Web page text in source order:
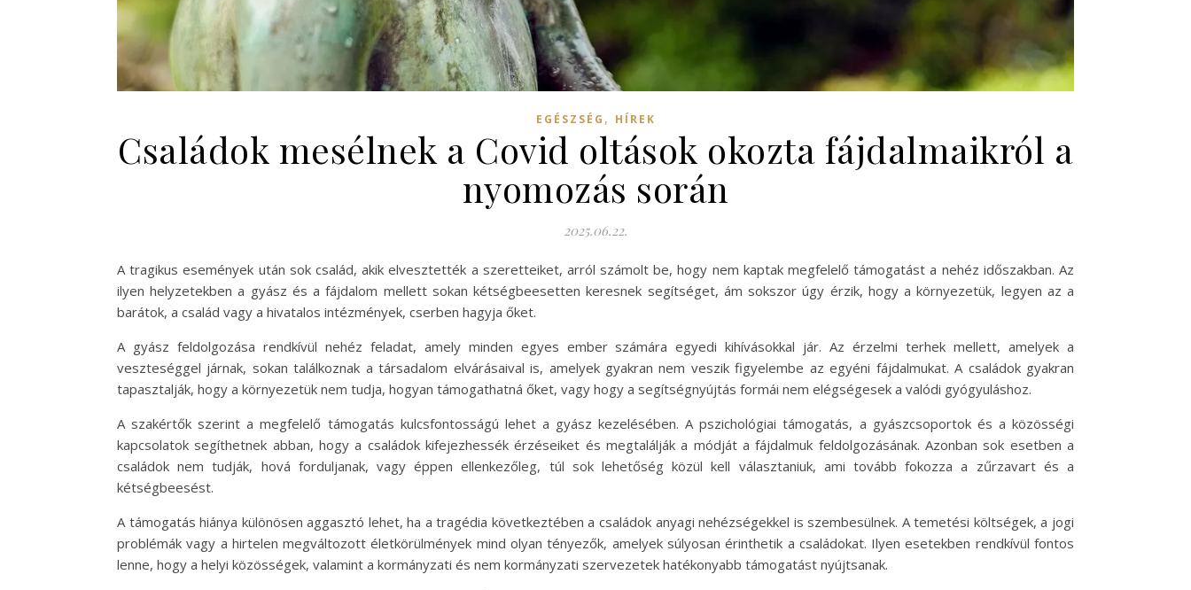
EGÉSZSÉG , HÍREK
Családok mesélnek a Covid oltások okozta fájdalmaikról a
nyomozás során
2025.06.22.
A tragikus események után sok család, akik elvesztették a szeretteiket, arról számolt be, hogy nem kaptak megfelelő támogatást a nehéz időszakban. Az
ilyen helyzetekben a gyász és a fájdalom mellett sokan kétségbeesetten keresnek segítséget, ám sokszor úgy érzik, hogy a környezetük, legyen az a
barátok, a család vagy a hivatalos intézmények, cserben hagyja őket.
A gyász feldolgozása rendkívül nehéz feladat, amely minden egyes ember számára egyedi kihívásokkal jár. Az érzelmi terhek mellett, amelyek a
veszteséggel járnak, sokan találkoznak a társadalom elvárásaival is, amelyek gyakran nem veszik figyelembe az egyéni fájdalmukat. A családok gyakran
tapasztalják, hogy a környezetük nem tudja, hogyan támogathatná őket, vagy hogy a segítségnyújtás formái nem elégségesek a valódi gyógyuláshoz.
A szakértők szerint a megfelelő támogatás kulcsfontosságú lehet a gyász kezelésében. A pszichológiai támogatás, a gyászcsoportok és a közösségi
kapcsolatok segíthetnek abban, hogy a családok kifejezhessék érzéseiket és megtalálják a módját a fájdalmuk feldolgozásának. Azonban sok esetben a
családok nem tudják, hová forduljanak, vagy éppen ellenkezőleg, túl sok lehetőség közül kell választaniuk, ami tovább fokozza a zűrzavart és a
kétségbeesést.
A támogatás hiánya különösen aggasztó lehet, ha a tragédia következtében a családok anyagi nehézségekkel is szembesülnek. A temetési költségek, a jogi
problémák vagy a hirtelen megváltozott életkörülmények mind olyan tényezők, amelyek súlyosan érinthetik a családokat. Ilyen esetekben rendkívül fontos
lenne, hogy a helyi közösségek, valamint a kormányzati és nem kormányzati szervezetek hatékonyabb támogatást nyújtsanak.